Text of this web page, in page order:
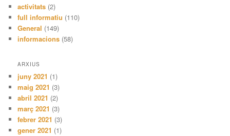
activitats (2)
full informatiu (110)
General (149)
informacions (58)
ARXIUS
juny 2021 (1)
maig 2021 (3)
abril 2021 (2)
març 2021 (3)
febrer 2021 (3)
gener 2021 (1)